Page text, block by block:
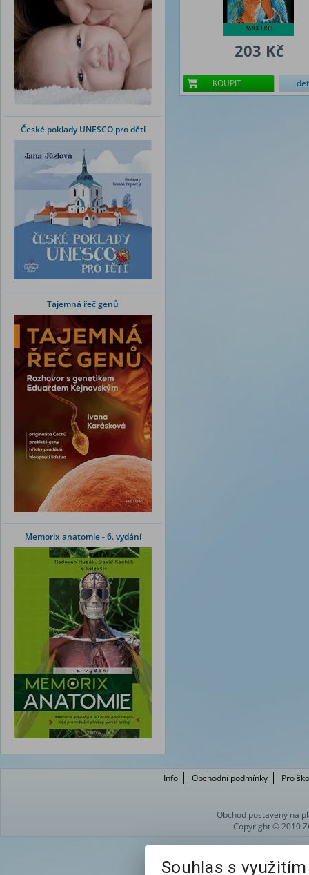
České poklady UNESCO pro děti
Tajemná řeč genů
Memorix anatomie - 6. vydání
203 Kč
KOUPIT
Info Obchodní podmínky Pro
Obchod postavený na
Copyright © 2010
Souhlas s